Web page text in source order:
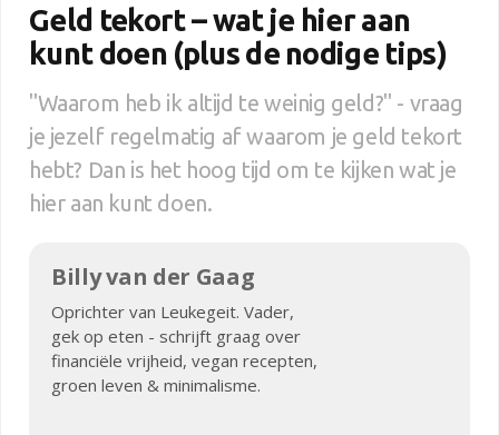
Geld tekort – wat je hier aan
kunt doen (plus de nodige tips)
"Waarom heb ik altijd te weinig geld?" - vraag
je jezelf regelmatig af waarom je geld tekort
hebt? Dan is het hoog tijd om te kijken wat je
hier aan kunt doen.
Billy van der Gaag
Oprichter van Leukegeit. Vader,
gek op eten - schrijft graag over
financiële vrijheid, vegan recepten,
groen leven & minimalisme.